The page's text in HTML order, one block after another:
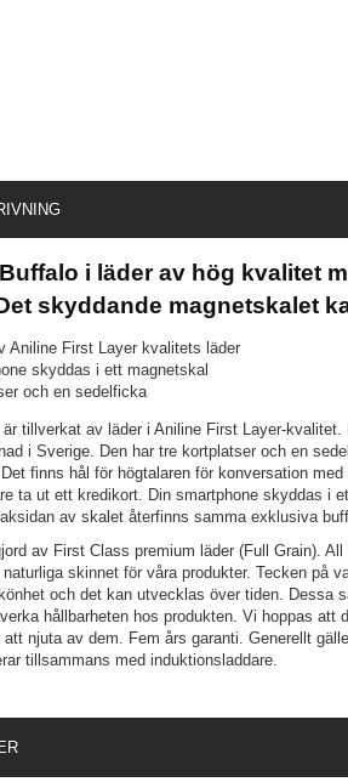
i läder av hög kvalitet
skyddande magnetskalet
Aniline First Layer kvalitets läder
skyddas i ett magnetskal
och en sedelficka
tillverkat av läder i Aniline First Layer-
i Sverige. Den har tre kortplatser och en
finns hål för högtalaren för konversation
ta ut ett kredikort. Din smartphone skyddas i
av skalet återfinns samma exklusiva
av First Class premium läder (Full Grain).
skinnet för våra produkter. Tecken på
och det kan utvecklas över tiden. Dessa
hållbarheten hos produkten. Vi hoppas att
njuta av dem. Fem års garanti. Generellt
tillsammans med induktionsladdare.